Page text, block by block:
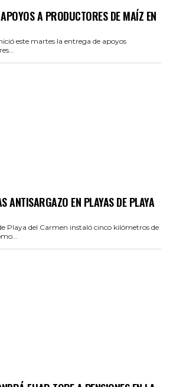
A PRODUCTORES DE MAÍZ EN
este martes la entrega de apoyos
ANTISARGAZO EN PLAYAS DE PLAYA
Playa del Carmen instaló cinco kilómetros de